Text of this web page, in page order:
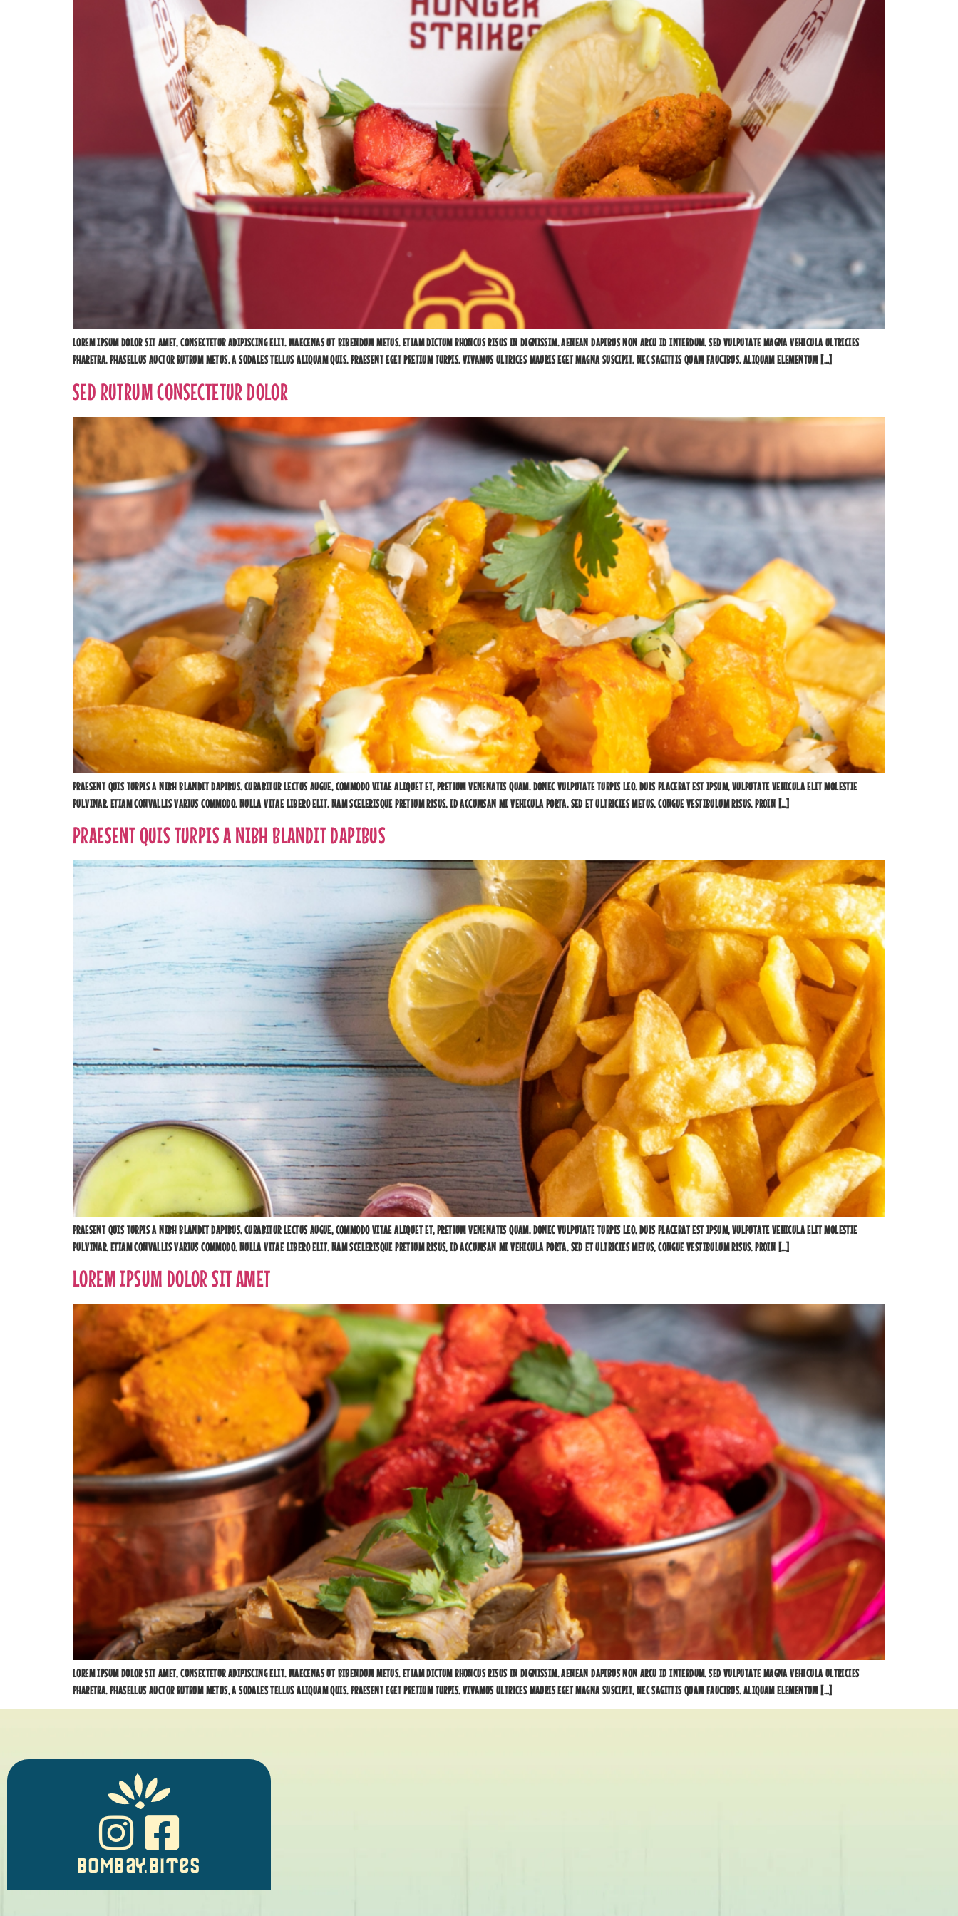
LOREM IPSUM DOLOR SIT AMET, CONSECTETUR ADIPISCING ELIT. MAECENAS UT BIBENDUM METUS. ETIAM DICTUM RHONCUS RISUS IN DIGNISSIM. AENEAN DAPIBUS NON ARCU ID INTERDUM. SED VULPUTATE MAGNA VEHICULA ULTRICIES
PHARETRA. PHASELLUS AUCTOR RUTRUM METUS, A SODALES TELLUS ALIQUAM QUIS. PRAESENT EGET PRETIUM TURPIS. VIVAMUS ULTRICES MAURIS EGET MAGNA SUSCIPIT, NEC SAGITTIS QUAM FAUCIBUS. ALIQUAM ELEMENTUM […]
SED RUTRUM CONSECTETUR DOLOR
PRAESENT QUIS TURPIS A NIBH BLANDIT DAPIBUS. CURABITUR LECTUS AUGUE, COMMODO VITAE ALIQUET ET, PRETIUM VENENATIS QUAM. DONEC VULPUTATE TURPIS LEO. DUIS PLACERAT EST IPSUM, VULPUTATE VEHICULA ELIT MOLESTIE
PULVINAR. ETIAM CONVALLIS VARIUS COMMODO. NULLA VITAE LIBERO ELIT. NAM SCELERISQUE PRETIUM RISUS, ID ACCUMSAN MI VEHICULA PORTA. SED ET ULTRICIES METUS, CONGUE VESTIBULUM RISUS. PROIN […]
PRAESENT QUIS TURPIS A NIBH BLANDIT DAPIBUS
PRAESENT QUIS TURPIS A NIBH BLANDIT DAPIBUS. CURABITUR LECTUS AUGUE, COMMODO VITAE ALIQUET ET, PRETIUM VENENATIS QUAM. DONEC VULPUTATE TURPIS LEO. DUIS PLACERAT EST IPSUM, VULPUTATE VEHICULA ELIT MOLESTIE
PULVINAR. ETIAM CONVALLIS VARIUS COMMODO. NULLA VITAE LIBERO ELIT. NAM SCELERISQUE PRETIUM RISUS, ID ACCUMSAN MI VEHICULA PORTA. SED ET ULTRICIES METUS, CONGUE VESTIBULUM RISUS. PROIN […]
LOREM IPSUM DOLOR SIT AMET
LOREM IPSUM DOLOR SIT AMET, CONSECTETUR ADIPISCING ELIT. MAECENAS UT BIBENDUM METUS. ETIAM DICTUM RHONCUS RISUS IN DIGNISSIM. AENEAN DAPIBUS NON ARCU ID INTERDUM. SED VULPUTATE MAGNA VEHICULA ULTRICIES
PHARETRA. PHASELLUS AUCTOR RUTRUM METUS, A SODALES TELLUS ALIQUAM QUIS. PRAESENT EGET PRETIUM TURPIS. VIVAMUS ULTRICES MAURIS EGET MAGNA SUSCIPIT, NEC SAGITTIS QUAM FAUCIBUS. ALIQUAM ELEMENTUM […]
BOMBAY.BITES